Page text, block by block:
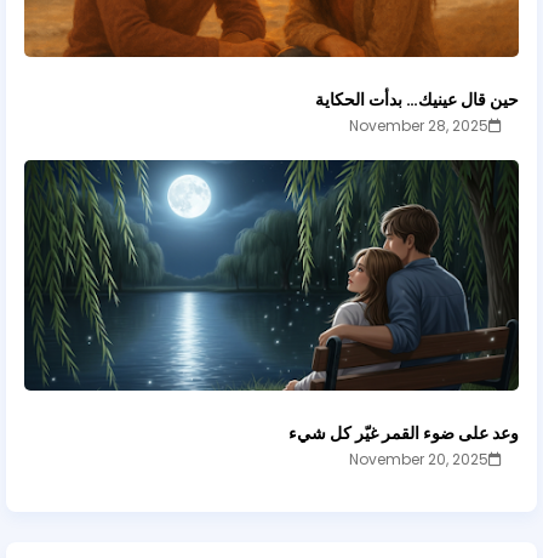
حين قال عينيك… بدأت الحكاية
November 28, 2025
وعد على ضوء القمر غيّر كل شيء
November 20, 2025